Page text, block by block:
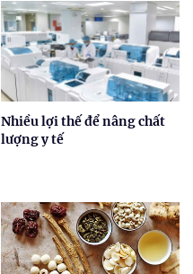
Nhiều lợi thế để nâng chất
lượng y tế